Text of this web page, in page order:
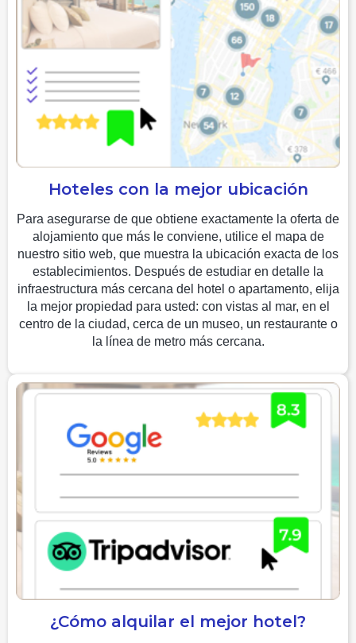
Hoteles con la mejor ubicación
Para asegurarse de que obtiene exactamente la oferta de
alojamiento que más le conviene, utilice el mapa de
nuestro sitio web, que muestra la ubicación exacta de los
establecimientos. Después de estudiar en detalle la
infraestructura más cercana del hotel o apartamento, elija
la mejor propiedad para usted: con vistas al mar, en el
centro de la ciudad, cerca de un museo, un restaurante o
la línea de metro más cercana.
¿Cómo alquilar el mejor hotel?